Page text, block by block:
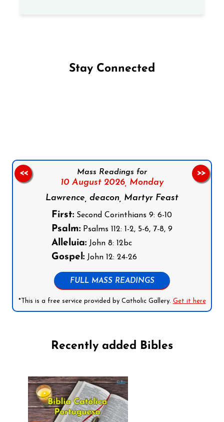
Stay Connected
Mass Readings for
10 August 2026, Monday
Lawrence, deacon, Martyr Feast
First: Second Corinthians 9: 6-10
Psalm: Psalms 112: 1-2, 5-6, 7-8, 9
Alleluia: John 8: 12bc
Gospel: John 12: 24-26
FULL MASS READINGS
*This is a free service provided by Catholic Gallery. Get it here
<< >>
Recently added Bibles